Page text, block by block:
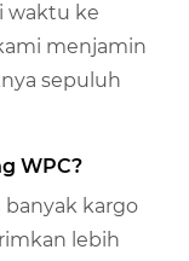
waktu ke
menjamin
sepuluh
WPC?
kargo
lebih